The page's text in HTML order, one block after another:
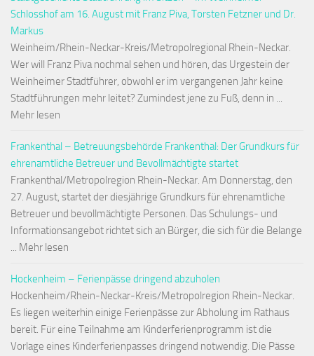
Schlosshof am 16. August mit Franz Piva, Torsten Fetzner und Dr.
Markus
Weinheim/Rhein-Neckar-Kreis/Metropolregional Rhein-Neckar.
Wer will Franz Piva nochmal sehen und hören, das Urgestein der
Weinheimer Stadtführer, obwohl er im vergangenen Jahr keine
Stadtführungen mehr leitet? Zumindest jene zu Fuß, denn in ...
Mehr lesen
Frankenthal – Betreuungsbehörde Frankenthal: Der Grundkurs für
ehrenamtliche Betreuer und Bevollmächtigte startet
Frankenthal/Metropolregion Rhein-Neckar. Am Donnerstag, den
27. August, startet der diesjährige Grundkurs für ehrenamtliche
Betreuer und bevollmächtigte Personen. Das Schulungs- und
Informationsangebot richtet sich an Bürger, die sich für die Belange
... Mehr lesen
Hockenheim – Ferienpässe dringend abzuholen
Hockenheim/Rhein-Neckar-Kreis/Metropolregion Rhein-Neckar.
Es liegen weiterhin einige Ferienpässe zur Abholung im Rathaus
bereit. Für eine Teilnahme am Kinderferienprogramm ist die
Vorlage eines Kinderferienpasses dringend notwendig. Die Pässe